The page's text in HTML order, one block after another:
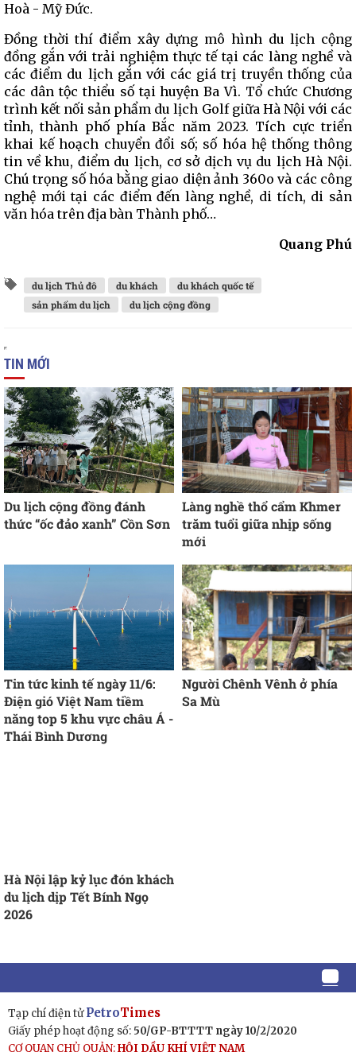
Hoà - Mỹ Đức.
Đồng thời thí điểm xây dựng mô hình du lịch cộng
đồng gắn với trải nghiệm thực tế tại các làng nghề và
các điểm du lịch gắn với các giá trị truyền thống của
các dân tộc thiểu số tại huyện Ba Vì. Tổ chức Chương
trình kết nối sản phẩm du lịch Golf giữa Hà Nội với các
tỉnh, thành phố phía Bắc năm 2023. Tích cực triển
khai kế hoạch chuyển đổi số; số hóa hệ thống thông
tin về khu, điểm du lịch, cơ sở dịch vụ du lịch Hà Nội.
Chú trọng số hóa bằng giao diện ảnh 360o và các công
nghệ mới tại các điểm đến làng nghề, di tích, di sản
văn hóa trên địa bàn Thành phố…
Quang Phú
du lịch Thủ đô du khách
du khách quốc tế
sản phẩm du lịch
du lịch cộng đồng
TIN MỚI
Du lịch cộng đồng đánh
thức “ốc đảo xanh” Cồn Sơn
Làng nghề thổ cẩm Khmer
trăm tuổi giữa nhịp sống
mới
Tin tức kinh tế ngày 11/6:
Điện gió Việt Nam tiềm
năng top 5 khu vực châu Á -
Thái Bình Dương
Người Chênh Vênh ở phía
Sa Mù
Hà Nội lập kỷ lục đón khách
du lịch dịp Tết Bính Ngọ
2026
Tạp chí điện tửPetroTimes
Giấy phép hoạt động số: 50/GP-BTTTT ngày 10/2/2020
CƠ QUAN CHỦ QUẢN:HỘI DẦU KHÍ VIỆT NAM